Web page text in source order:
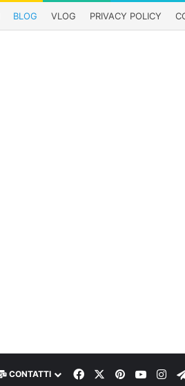
BLOG VLOG PRIVACY POLICY
CONTATTI FacebookPinterest
You